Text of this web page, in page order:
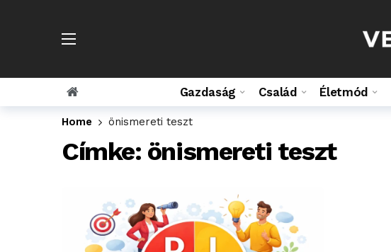
Gazdaság Család Életmód
Home önismereti teszt
Címke: önismereti teszt